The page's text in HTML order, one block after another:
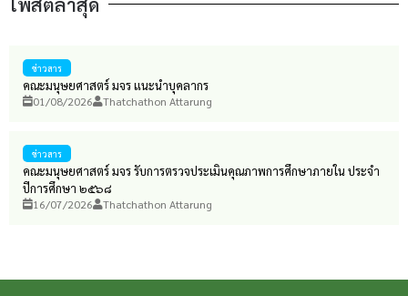
โพสต์ล่าสุด
ข่าวสาร
คณะมนุษยศาสตร์ มจร แนะนำบุคลากร
01/08/2026 Thatchathon Attarung
ข่าวสาร
คณะมนุษยศาสตร์ มจร รับการตรวจประเมินคุณภาพการศึกษาภายใน ประจำ
ปีการศึกษา ๒๕๖๘
16/07/2026 Thatchathon Attarung